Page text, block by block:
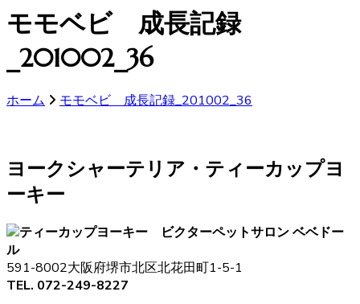
象:
モモベビ 成長記録
_201002_36
ホーム モモベビ 成長記録_201002_36
ヨークシャーテリア・ティーカップヨ
ーキー
ペットサロン ベベドー
ル
591-8002大阪府堺市北区北花田町1-5-1
TEL. 072-249-8227